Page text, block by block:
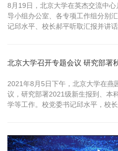
8月19日，北京大学在英杰交流中
导小组办公室、各专项工作组分别
记邱水平、校长郝平听取汇报并讲
北京大学召开专题会议 研究部署
2021年8月5日下午，北京大学在燕
议，研究部署2021级新生报到、本
学等工作。校党委书记邱水平，校
主持。 会议要求，全校师生要切实
杂，始终绷紧疫...